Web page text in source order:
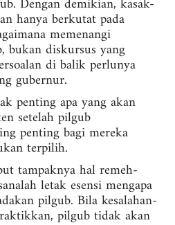
hanya berkutat pada
memenangi
bukan diskursus yang
di balik perlunya
gubernur.
penting apa yang akan
setelah pilgub
penting bagi mereka
terpilih.
tampaknya hal remeh-
letak esensi mengapa
pilgub. Bila kesalahan-
pilgub tidak akan